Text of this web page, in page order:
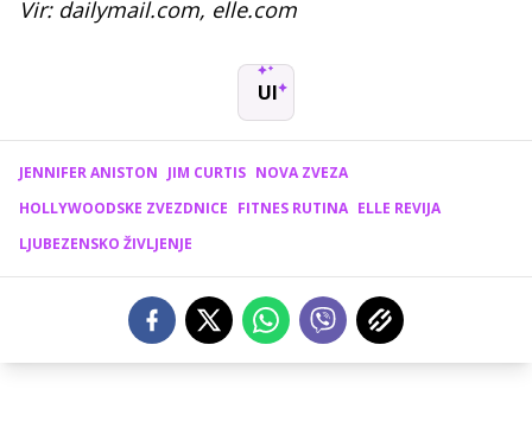
Vir: dailymail.com, elle.com
UI
JENNIFER ANISTON JIM CURTIS NOVA ZVEZA
HOLLYWOODSKE ZVEZDNICE FITNES RUTINA ELLE REVIJA
LJUBEZENSKO ŽIVLJENJE